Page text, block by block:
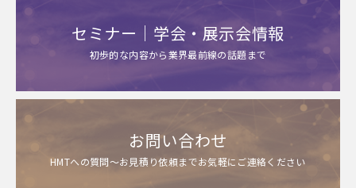
セミナー｜学会・展示会情報
初歩的な内容から業界最前線の話題まで
お問い合わせ
HMTへの質問～お見積り依頼までお気軽にご連絡ください